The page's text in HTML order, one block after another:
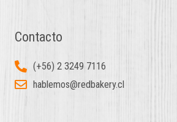
Contacto
(+56) 2 3249 7116
hablemos@redbakery.cl